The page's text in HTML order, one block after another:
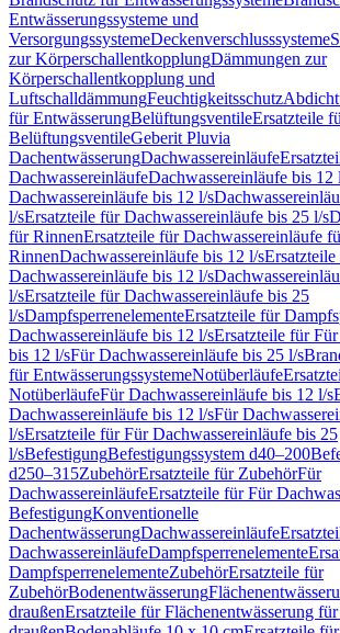
Entwässerungssysteme und
VersorgungssystemeDeckenverschlusssysteme
zur KörperschallentkopplungDämmungen zur
Körperschallentkopplung und
LuftschalldämmungFeuchtigkeitsschutz
für EntwässerungBelüftungsventileErsatzteile
BelüftungsventileGeberit Pluvia
DachentwässerungDachwassereinläufe
DachwassereinläufeDachwassereinläufe bis 12
Dachwassereinläufe bis 12 l/s
l/sErsatzteile für Dachwassereinläufe bis 25 l/s
für RinnenErsatzteile für Dachwassereinläufe
RinnenDachwassereinläufe bis 12 l/s
Dachwassereinläufe bis 12 l/s
l/sErsatzteile für Dachwassereinläufe bis 25
l/sDampfsperrenelementeErsatzteile für
Dachwassereinläufe bis 12 l/sErsatzteile für
bis 12 l/sFür Dachwassereinläufe bis 25 l/s
für EntwässerungssystemeNotüberläufe
NotüberläufeFür Dachwassereinläufe bis 12 l/s
Dachwassereinläufe bis 12 l/sFür
l/sErsatzteile für Für Dachwassereinläufe bis 25
l/sBefestigungBefestigungssystem d40–200
d250–315ZubehörErsatzteile für ZubehörFür
DachwassereinläufeErsatzteile für Für
BefestigungKonventionelle
DachentwässerungDachwassereinläufe
DachwassereinläufeDampfsperrenelemente
DampfsperrenelementeZubehörErsatzteile für
ZubehörBodenentwässerung
draußenErsatzteile für Flächenentwässerung